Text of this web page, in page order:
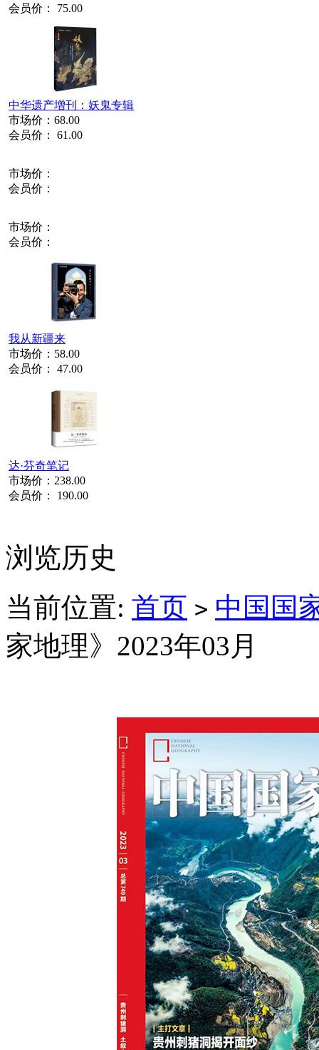
会员价： 75.00
中华遗产增刊：妖鬼专辑
市场价： 68.00
会员价： 61.00
市场价：
会员价：
市场价：
会员价：
我从新疆来
市场价： 58.00
会员价： 47.00
达·芬奇笔记
市场价： 238.00
会员价： 190.00
浏览历史
当前位置: 首页 > 中国国
家地理》2023年03月